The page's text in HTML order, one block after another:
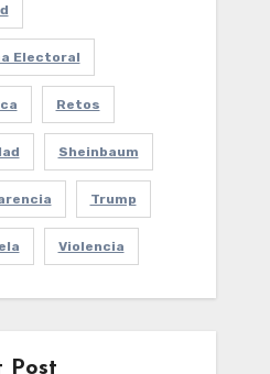
Electoral
Retos
Sheinbaum
Trump
Violencia
Post